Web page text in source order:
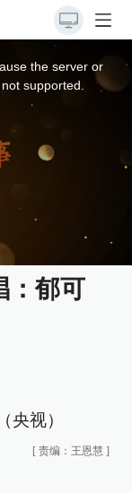
the server or
supported.
：郁可
央视）
[ 责编：王恩慧 ]